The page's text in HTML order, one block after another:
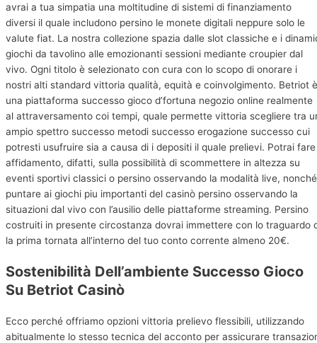
avrai a tua simpatia una moltitudine di sistemi di finanziamento
diversi il quale includono persino le monete digitali neppure solo le
valute fiat. La nostra collezione spazia dalle slot classiche e i
giochi da tavolino alle emozionanti sessioni mediante croupier dal
vivo. Ogni titolo è selezionato con cura con lo scopo di onorare i
nostri alti standard vittoria qualità, equità e coinvolgimento. Betriot è
una piattaforma successo gioco d’fortuna negozio online realmente
al attraversamento coi tempi, quale permette vittoria scegliere tra
ampio spettro successo metodi successo erogazione successo cui
potresti usufruire sia a causa di i depositi il quale prelievi. Potrai fare
affidamento, difatti, sulla possibilità di scommettere in altezza su
eventi sportivi classici o persino osservando la modalità live, nonché
puntare ai giochi piu importanti del casinò persino osservando la
situazioni dal vivo con l’ausilio delle piattaforme streaming. Persino
costruiti in presente circostanza dovrai immettere con lo traguardo
la prima tornata all’interno del tuo conto corrente almeno 20€.
Sostenibilità Dell’ambiente Successo Gioco
Su Betriot Casinò
Ecco perché offriamo opzioni vittoria prelievo flessibili, utilizzando
abitualmente lo stesso tecnica del acconto per assicurare